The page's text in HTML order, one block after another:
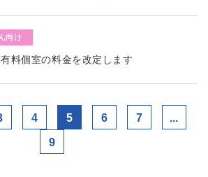
向け
料個室の料金を改定します
4 5 6 7 ...
9